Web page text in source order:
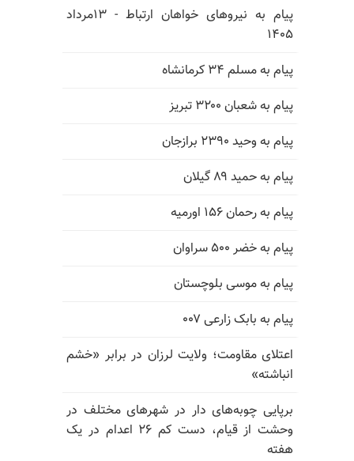
پیام به نیروهای خواهان ارتباط - ۱۳مرداد
۱۴۰۵
پیام به مسلم ۳۴ کرمانشاه
پیام به شعبان ۳۲۰۰ تبریز
پیام به وحید ۲۳۹۰ برازجان
پیام به حمید ۸۹ گیلان
پیام به رحمان ۱۵۶ اورمیه
پیام به خضر ۵۰۰ سراوان
پیام به موسی بلوچستان
پیام به بابک زارعی ۰۰۷
اعتلای مقاومت؛ ولایت لرزان در برابر «خشم
انباشته»
برپایی چوبه‌های دار در شهرهای مختلف در
وحشت از قیام، دست کم ۲۶ اعدام در یک
هفته